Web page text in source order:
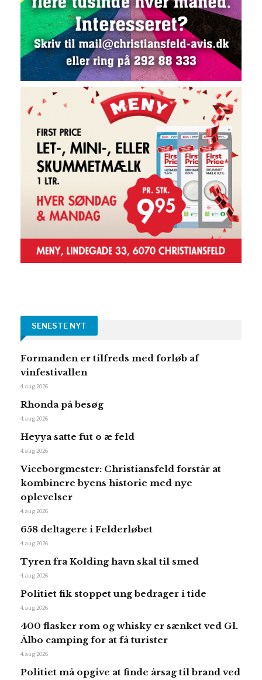
SENESTE NYT
Formanden er tilfreds med forløb af
vinfestivallen
4. aug 2026
Rhonda på besøg
4. aug 2026
Heyya satte fut o æ feld
4. aug 2026
Viceborgmester: Christiansfeld forstår at
kombinere byens historie med nye
oplevelser
4. aug 2026
658 deltagere i Felderløbet
4. aug 2026
Tyren fra Kolding havn skal til smed
4. aug 2026
Politiet fik stoppet ung bedrager i tide
4. aug 2026
400 flasker rom og whisky er sænket ved Gl.
Ålbo camping for at få turister
4. aug 2026
Politiet må opgive at finde årsag til brand ved